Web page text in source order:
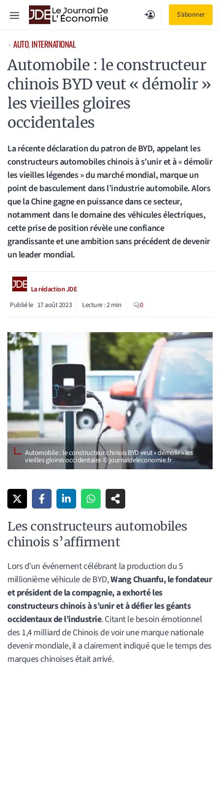
S'abonner
Menu
⋅ AUTO, INTERNATIONAL
Automobile : le constructeur
chinois BYD veut « démolir »
les vieilles gloires
occidentales
La récente déclaration du patron de BYD, appelant les
constructeurs automobiles chinois à s’unir et à « démolir
les vieilles légendes » du marché mondial, marque un
point de basculement dans l’industrie automobile. Alors
que la Chine gagne en puissance dans ce secteur,
notamment dans le domaine des véhicules électriques,
cette prise de position révèle une confiance
grandissante et une ambition sans précédent de devenir
un leader mondial.
La rédaction JDE
Publié le 17 août 2023 Lecture :2min 0
Automobile : le constructeur chinois BYD veut « démolir » les
vieilles gloires occidentales © journaldeleconomie.fr
Les constructeurs automobiles
chinois s’affirment
Lors d’un événement célébrant la production du 5
millionième véhicule de BYD,Wang Chuanfu, le fondateur
et président de la compagnie, a exhorté les
constructeurs chinois à s’unir et à défier les géants
occidentaux de l’industrie. Citant le besoin émotionnel
des 1,4 milliard de Chinois de voir une marque nationale
devenir mondiale, il a clairement indiqué que le temps des
marques chinoises était arrivé.